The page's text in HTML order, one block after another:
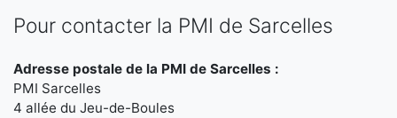
Pour contacter la PMI de Sarcelles
Adresse postale de la PMI de Sarcelles :
PMI Sarcelles
4 allée du Jeu-de-Boules